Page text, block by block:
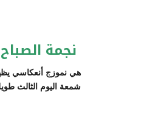
نجمة الصباح Morning Star :
هي نموزج أنعكاسي
شمعة اليوم الثالث